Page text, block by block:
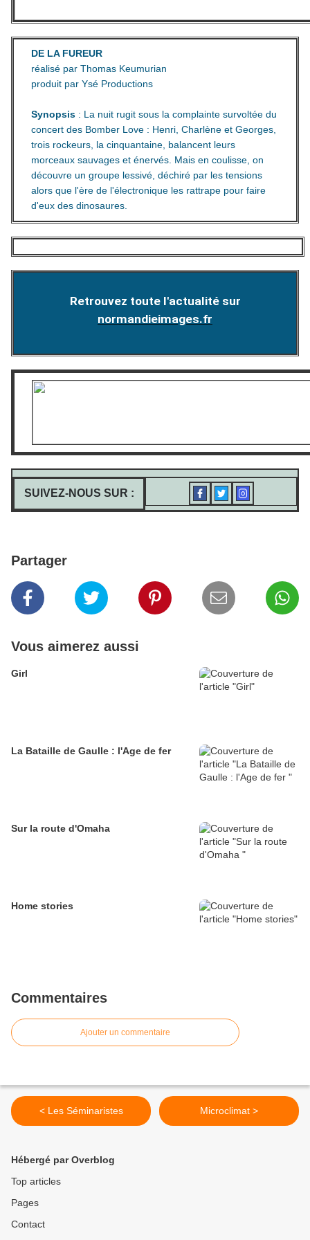
DE LA FUREUR
réalisé par Thomas Keumurian
produit par Ysé Productions
Synopsis : La nuit rugit sous la complainte survoltée du
concert des Bomber Love : Henri, Charlène et Georges,
trois rockeurs, la cinquantaine, balancent leurs
morceaux sauvages et énervés. Mais en coulisse, on
découvre un groupe lessivé, déchiré par les tensions
alors que l'ère de l'électronique les rattrape pour faire
d'eux des dinosaures.
Retrouvez toute l'actualité sur
normandieimages.fr
SUIVEZ-NOUS SUR :
Partager
Vous aimerez aussi
Girl
La Bataille de Gaulle : l'Age de fer
Sur la route d'Omaha
Home stories
Commentaires
Ajouter un commentaire
< Les Séminaristes Microclimat >
Hébergé par Overblog
Top articles
Pages
Contact